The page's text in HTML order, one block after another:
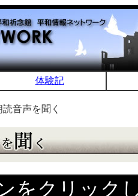
体験記
読音声を聞く
をクリック